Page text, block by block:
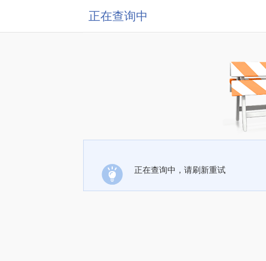
正在查询中
正在查询中，请刷新重试